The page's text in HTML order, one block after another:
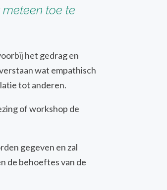
toe te
het gedrag en
wat empathisch
tot anderen.
of workshop de
gegeven en zal
de behoeftes van de